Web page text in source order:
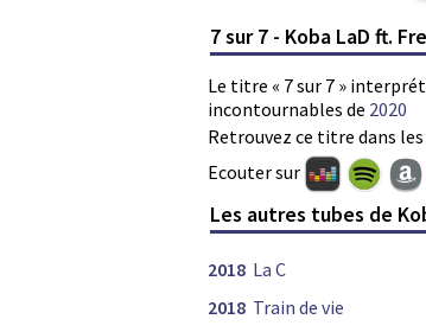
7 sur 7 - Koba LaD ft.
Le titre « 7 sur 7 »
incontournables de 2020
Retrouvez ce titre dans
Ecouter sur
Les autres tubes de
2018 La C
2018 Train de vie